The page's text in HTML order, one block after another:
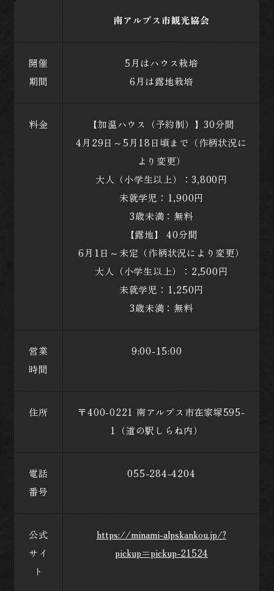
南アルプス市観光協会
開催
期間
5月はハウス栽培
6月は露地栽培
料金
【加温ハウス（予約制）】30分間
4月29日～5月18日頃まで（作柄状況に
より変更）
大人（小学生以上）：3,800円
未就学児：1,900円
3歳未満：無料
【露地】 40分間
6月1日～未定（作柄状況により変更）
大人（小学生以上）：2,500円
未就学児：1,250円
3歳未満：無料
営業
時間
9:00-15:00
住所
〒400-0221 南アルプス市在家塚595-
1（道の駅しらね内）
電話
番号
055-284-4204
公式
サイ
ト
https://minami-alpskankou.jp/?
pickup=pickup-21524